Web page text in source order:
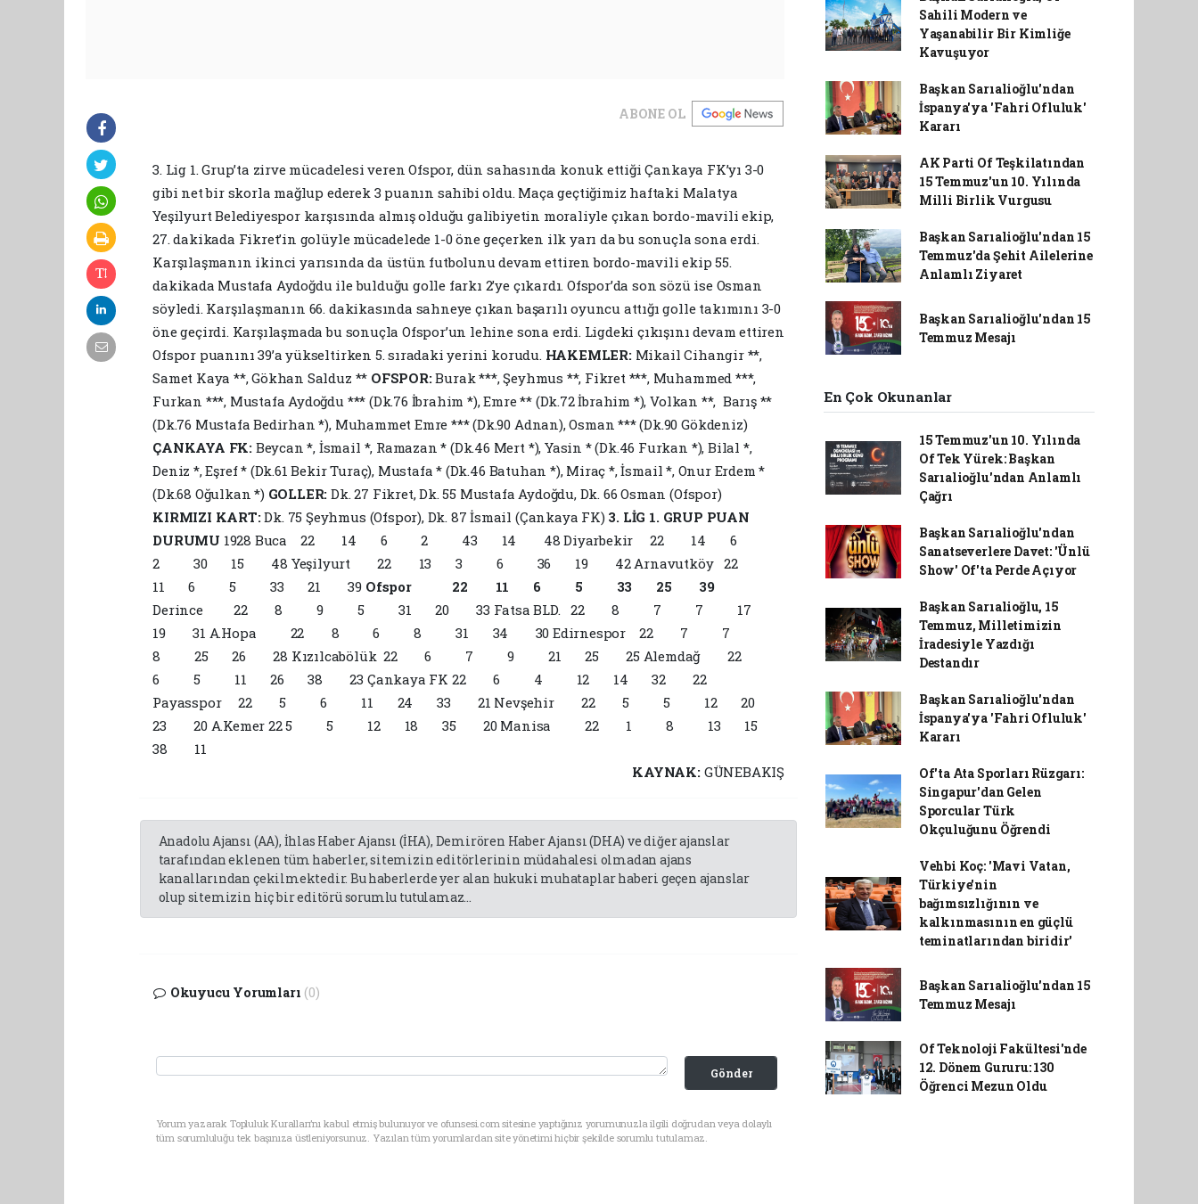
ABONE OL
3. Lig 1. Grup’ta zirve mücadelesi veren Ofspor, dün sahasında konuk ettiği Çankaya FK’yı 3-0
gibi net bir skorla mağlup ederek 3 puanın sahibi oldu. Maça geçtiğimiz haftaki Malatya
Yeşilyurt Belediyespor karşısında almış olduğu galibiyetin moraliyle çıkan bordo-mavili ekip,
27. dakikada Fikret’in golüyle mücadelede 1-0 öne geçerken ilk yarı da bu sonuçla sona erdi.
Karşılaşmanın ikinci yarısında da üstün futbolunu devam ettiren bordo-mavili ekip 55.
dakikada Mustafa Aydoğdu ile bulduğu golle farkı 2’ye çıkardı. Ofspor’da son sözü ise Osman
söyledi. Karşılaşmanın 66. dakikasında sahneye çıkan başarılı oyuncu attığı golle takımını 3-0
öne geçirdi. Karşılaşmada bu sonuçla Ofspor’un lehine sona erdi. Ligdeki çıkışını devam ettiren
Ofspor puanını 39’a yükseltirken 5. sıradaki yerini korudu. HAKEMLER:Mikail Cihangir **,
Samet Kaya **, Gökhan Salduz ** OFSPOR:Burak ***, Şeyhmus **, Fikret ***, Muhammed ***,
Furkan ***, Mustafa Aydoğdu *** (Dk.76 İbrahim *), Emre ** (Dk.72 İbrahim *), Volkan **, Barış **
(Dk.76 Mustafa Bedirhan *), Muhammet Emre *** (Dk.90 Adnan), Osman *** (Dk.90 Gökdeniz)
ÇANKAYA FK:Beycan *, İsmail *, Ramazan * (Dk.46 Mert *), Yasin * (Dk.46 Furkan *), Bilal *,
Deniz *, Eşref * (Dk.61 Bekir Turaç), Mustafa * (Dk.46 Batuhan *), Miraç *, İsmail *, Onur Erdem *
(Dk.68 Oğulkan *) GOLLER: Dk. 27 Fikret, Dk. 55 Mustafa Aydoğdu, Dk. 66 Osman (Ofspor)
KIRMIZI KART:Dk. 75 Şeyhmus (Ofspor), Dk. 87 İsmail (Çankaya FK) 3. LİG 1. GRUP PUAN
DURUMU 1928 Buca 22 14 6 2 43 14 48 Diyarbekir 22 14 6
2 30 15 48 Yeşilyurt 22 13 3 6 36 19 42 Arnavutköy 22
11 6 5 33 21 39 Ofspor 22 11 6 5 33 25 39
Derince 22 8 9 5 31 20 33 Fatsa BLD. 22 8 7 7 17
19 31 A.Hopa 22 8 6 8 31 34 30 Edirnespor 22 7 7
8 25 26 28 Kızılcabölük 22 6 7 9 21 25 25 Alemdağ 22
6 5 11 26 38 23 Çankaya FK 22 6 4 12 14 32 22
Payasspor 22 5 6 11 24 33 21 Nevşehir 22 5 5 12 20
23 20 A.Kemer 22 5 5 12 18 35 20 Manisa 22 1 8 13 15
38 11
KAYNAK:GÜNEBAKIŞ
Anadolu Ajansı (AA), İhlas Haber Ajansı (İHA), Demirören Haber Ajansı (DHA) ve diğer ajanslar
tarafından eklenen tüm haberler, sitemizin editörlerinin müdahalesi olmadan ajans
kanallarından çekilmektedir. Bu haberlerde yer alan hukuki muhataplar haberi geçen ajanslar
olup sitemizin hiç bir editörü sorumlu tutulamaz...
Okuyucu Yorumları (0)
Gönder
Yorum yazarak Topluluk Kuralları’nı kabul etmiş bulunuyor ve ofunsesi.com sitesine yaptığınız yorumunuzla ilgili doğrudan veya dolaylı
tüm sorumluluğu tek başınıza üstleniyorsunuz. Yazılan tüm yorumlardan site yönetimi hiçbir şekilde sorumlu tutulamaz.
Sahili Modern ve
Yaşanabilir Bir Kimliğe
Kavuşuyor
Başkan Sarıalioğlu'ndan
İspanya'ya 'Fahri Ofluluk'
Kararı
AK Parti Of Teşkilatından
15 Temmuz'un 10. Yılında
Milli Birlik Vurgusu
Başkan Sarıalioğlu'ndan 15
Temmuz'da Şehit Ailelerine
Anlamlı Ziyaret
Başkan Sarıalioğlu'ndan 15
Temmuz Mesajı
En Çok Okunanlar
15 Temmuz'un 10. Yılında
Of Tek Yürek: Başkan
Sarıalioğlu'ndan Anlamlı
Çağrı
Başkan Sarıalioğlu'ndan
Sanatseverlere Davet: 'Ünlü
Show' Of'ta Perde Açıyor
Başkan Sarıalioğlu, 15
Temmuz, Milletimizin
İradesiyle Yazdığı
Destandır
Başkan Sarıalioğlu'ndan
İspanya'ya 'Fahri Ofluluk'
Kararı
Of'ta Ata Sporları Rüzgarı:
Singapur'dan Gelen
Sporcular Türk
Okçuluğunu Öğrendi
Vehbi Koç: 'Mavi Vatan,
Türkiye'nin
bağımsızlığının ve
kalkınmasının en güçlü
teminatlarından biridir'
Başkan Sarıalioğlu'ndan 15
Temmuz Mesajı
Of Teknoloji Fakültesi'nde
12. Dönem Gururu: 130
Öğrenci Mezun Oldu